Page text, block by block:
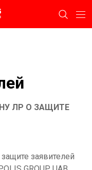
ЛР О ЗАЩИТЕ
заявителей